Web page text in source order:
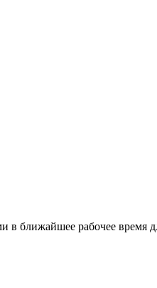
в ближайшее рабочее время